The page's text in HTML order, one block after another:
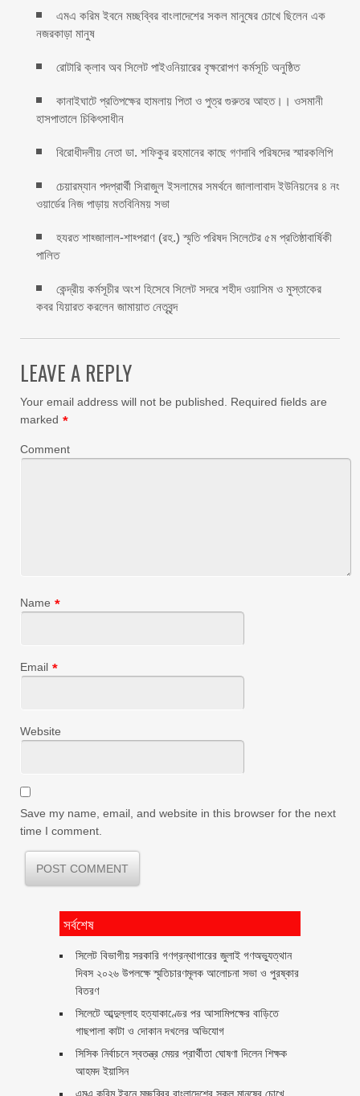
এমএ করিম ইবনে মচ্ছব্বির বাংলাদেশের সকল মানুষের চোখে ছিলেন এক
নজরকাড়া মানুষ ‎
রোটারি ক্লাব অব সিলেট পাইওনিয়ারের বৃক্ষরোপণ কর্মসূচি অনুষ্ঠিত
কানাইঘাটে প্রতিপক্ষের হামলায় পিতা ও পুত্র গুরুতর আহত।। ওসমানী
হাসপাতালে চিকিৎসাধীন
বিরোধীদলীয় নেতা ডা. শফিকুর রহমানের কাছে গণদাবি পরিষদের স্মারকলিপি ‎
চেয়ারম্যান পদপ্রার্থী সিরাজুল ইসলামের সমর্থনে জালালাবাদ ইউনিয়নের ৪ নং
ওয়ার্ডের নিজ পাড়ায় মতবিনিময় সভা
হযরত শাহ্জালাল-শাহ্পরাণ (রহ.) স্মৃতি পরিষদ সিলেটের ৫ম প্রতিষ্ঠাবার্ষিকী
পালিত ‎​
কেন্দ্রীয় কর্মসূচীর অংশ হিসেবে সিলেট সদরে শহীদ ওয়াসিম ও মুস্তাকের
কবর যিয়ারত করলেন জামায়াত নেতৃবৃন্দ ‎
LEAVE A REPLY
Your email address will not be published.
Required fields are
marked *
Comment
Name *
Email *
Website
Save my name, email, and website in this browser for the next
time I comment.
সর্বশেষ
সিলেট বিভাগীয় সরকারি গণগ্রন্থাগারের জুলাই গণঅভ্যুত্থান
দিবস ২০২৬ উপলক্ষে স্মৃতিচারণমূলক আলোচনা সভা ও পুরষ্কার
বিতরণ ‎ ‎
সিলেটে আব্দুল্লাহ হত্যাকাণ্ডের পর আসামিপক্ষের বাড়িতে
গাছপালা কাটা ও দোকান দখলের অভিযোগ
সিসিক নির্বাচনে স্বতন্ত্র মেয়র প্রার্থীতা ঘোষণা দিলেন শিক্ষক
আহমদ ইয়াসিন
এমএ করিম ইবনে মচ্ছব্বির বাংলাদেশের সকল মানুষের চোখে